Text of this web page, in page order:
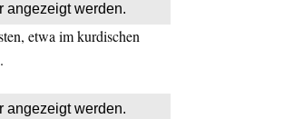
angezeigt werden.
etwa im kurdischen
angezeigt werden.